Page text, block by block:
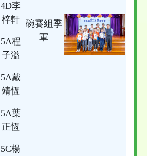
4D李
梓軒
5A程
子溢
5A戴
靖恆
5A葉
正恆
5C楊
碗賽組季
軍